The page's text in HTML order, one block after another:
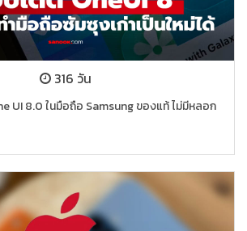
316 วัน
UI 8.0 ในมือถือ Samsung ของแท้ ไม่มีหลอก